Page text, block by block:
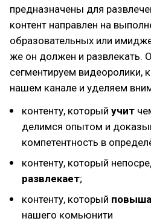
предназначены для
контент направлен на
образовательных или
же он должен и развлекать.
сегментируем видеоролики,
нашем канале и уделяем
контенту, который учит
делимся опытом и
компетентность в
контенту, который
развлекает;
контенту, который
нашего комьюнити